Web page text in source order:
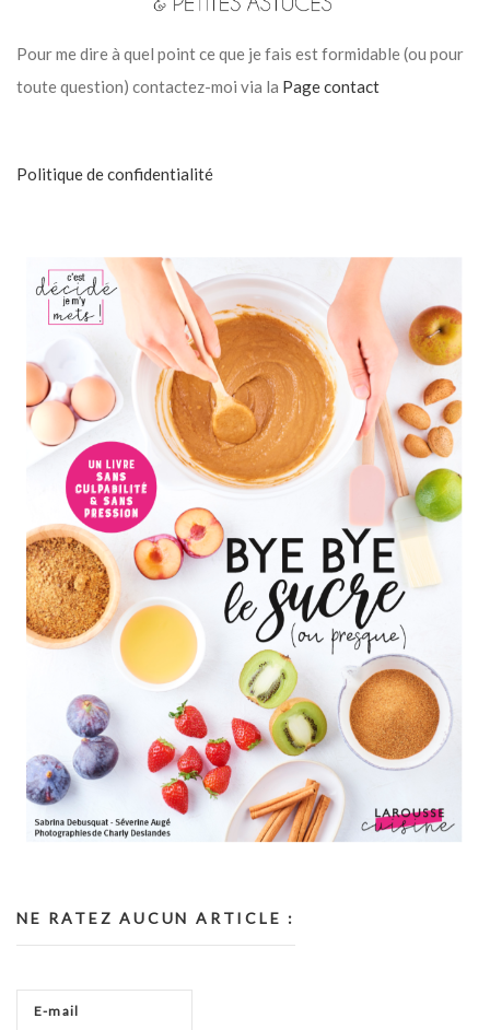
Pour me dire à quel point ce que je fais est formidable (ou pour
toute question) contactez-moi via la Page contact
Politique de confidentialité
NE RATEZ AUCUN ARTICLE :